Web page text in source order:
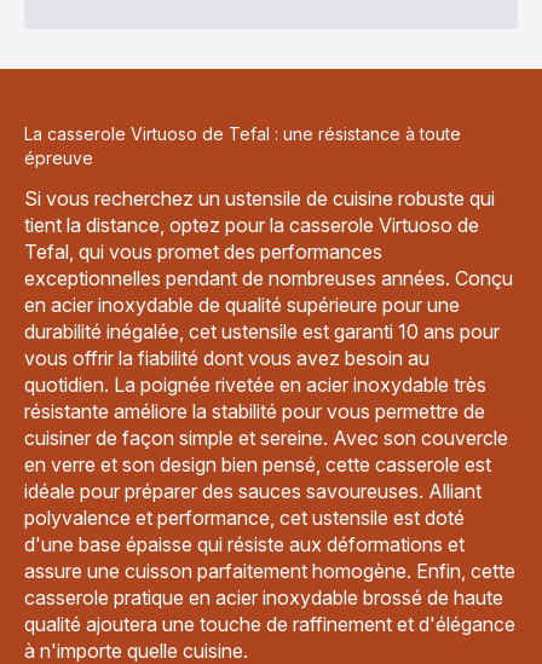
La casserole Virtuoso de Tefal : une résistance à toute
épreuve
Si vous recherchez un ustensile de cuisine robuste qui
tient la distance, optez pour la casserole Virtuoso de
Tefal, qui vous promet des performances
exceptionnelles pendant de nombreuses années. Conçu
en acier inoxydable de qualité supérieure pour une
durabilité inégalée, cet ustensile est garanti 10 ans pour
vous offrir la fiabilité dont vous avez besoin au
quotidien. La poignée rivetée en acier inoxydable très
résistante améliore la stabilité pour vous permettre de
cuisiner de façon simple et sereine. Avec son couvercle
en verre et son design bien pensé, cette casserole est
idéale pour préparer des sauces savoureuses. Alliant
polyvalence et performance, cet ustensile est doté
d'une base épaisse qui résiste aux déformations et
assure une cuisson parfaitement homogène. Enfin, cette
casserole pratique en acier inoxydable brossé de haute
qualité ajoutera une touche de raffinement et d'élégance
à n'importe quelle cuisine.